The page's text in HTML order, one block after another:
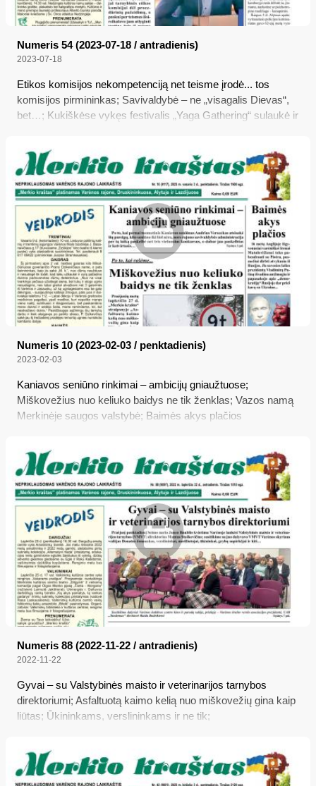
Numeris 54 (2023-07-18 / antradienis)
2023-07-18
Etikos komisijos nekompetenciją net teisme įrodė... tos
komisijos pirmininkas; Savivaldybė – ne „visagalis Dievas“,
bet…; Kukiškėse vykęs festivalis „Yaga Gathering“ sulaukė ir
Numeris 10 (2023-02-03 / penktadienis)
2023-02-03
Kaniavos seniūno rinkimai – ambicijų gniaužtuose;
Miškovežius nuo keliuko baidys ne tik ženklas; Vazos namą
Merkinėje saugos valstybė; Baimės akys plačios
Numeris 88 (2022-11-22 / antradienis)
2022-11-22
Gyvai – su Valstybinės maisto ir veterinarijos tarnybos
direktoriumi; Asfaltuotą kaimo kelią nuo miškovežių gina kaip
liūtas; Ūkininkams, verslininkams ir ne tik;